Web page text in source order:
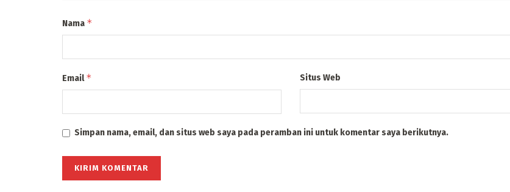
Nama *
Email* Situs Web
Simpan nama, email, dan situs web saya pada peramban ini untuk komentar saya berikutnya.